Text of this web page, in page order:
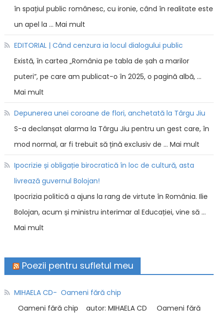
în spațiul public românesc, cu ironie, când în realitate este
un apel la … Mai mult
EDITORIAL | Când cenzura ia locul dialogului public
Există, în cartea „România pe tabla de șah a marilor
puteri”, pe care am publicat-o în 2025, o pagină albă, …
Mai mult
Depunerea unei coroane de flori, anchetată la Târgu Jiu
S-a declanșat alarma la Târgu Jiu pentru un gest care, în
mod normal, ar fi trebuit să țină exclusiv de … Mai mult
Ipocrizie și obligație birocratică în loc de cultură, asta
livrează guvernul Bolojan!
Ipocrizia politică a ajuns la rang de virtute în România. Ilie
Bolojan, acum și ministru interimar al Educației, vine să …
Mai mult
Poezii pentru sufletul meu
MIHAELA CD- Oameni fără chip
Oameni fără chip autor: MIHAELA CD Oameni fără